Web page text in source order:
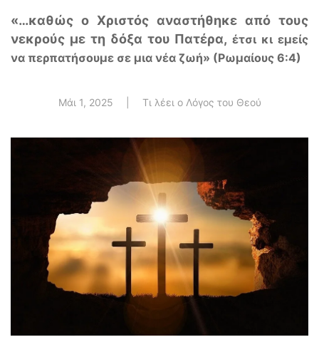
«…καθώς ο Χριστός αναστήθηκε από τους
νεκρούς με τη δόξα του Πατέρα,έτσι κι εμείς
να περπατήσουμε σε μια νέα ζωή» (Ρωμαίους 6:4)
Μάι 1, 2025 Τι λέει ο Λόγος του Θεού